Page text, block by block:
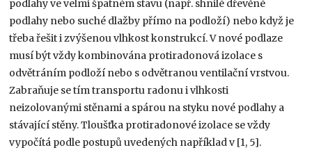
podlahy ve velmi špatném stavu (např. shnilé dřevěné
podlahy nebo suché dlažby přímo na podloží) nebo když je
třeba řešit i zvýšenou vlhkost konstrukcí. V nové podlaze
musí být vždy kombinována protiradonová izolace s
odvětráním podloží nebo s odvětranou ventilační vrstvou.
Zabraňuje se tím transportu radonu i vlhkosti
neizolovanými stěnami a spárou na styku nové podlahy a
stávající stěny. Tloušťka protiradonové izolace se vždy
vypočítá podle postupů uvedených například v [1, 5].